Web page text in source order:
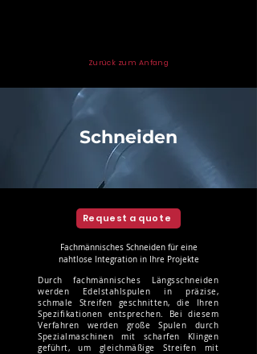
Zurück zum Anfang
Schneiden
Request a quote
Fachmännisches Schneiden für eine
nahtlose Integration in Ihre Projekte
Durch fachmännisches Längsschneiden
werden Edelstahlspulen in präzise,
schmale Streifen geschnitten, die Ihren
Spezifikationen entsprechen. Bei diesem
Verfahren werden große Spulen durch
Spezialmaschinen mit scharfen Klingen
geführt, um gleichmäßige Streifen mit